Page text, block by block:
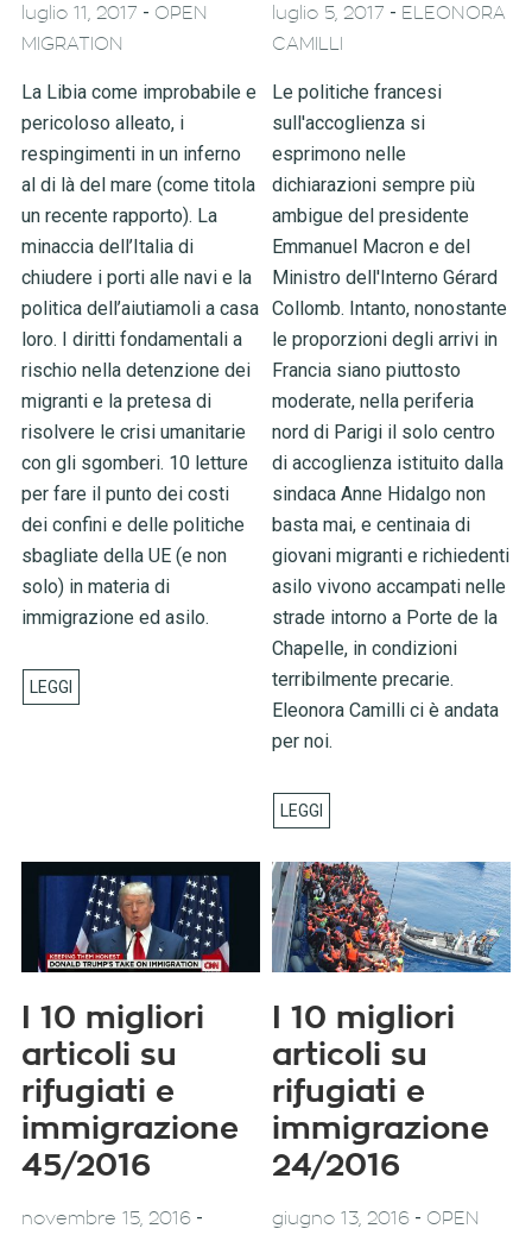
luglio 11, 2017 - OPEN
MIGRATION
La Libia come improbabile e
pericoloso alleato, i
respingimenti in un inferno
al di là del mare (come titola
un recente rapporto). La
minaccia dell’Italia di
chiudere i porti alle navi e la
politica dell’aiutiamoli a casa
loro. I diritti fondamentali a
rischio nella detenzione dei
migranti e la pretesa di
risolvere le crisi umanitarie
con gli sgomberi. 10 letture
per fare il punto dei costi
dei confini e delle politiche
sbagliate della UE (e non
solo) in materia di
immigrazione ed asilo.
luglio 5, 2017 - ELEONORA
CAMILLI
Le politiche francesi
sull'accoglienza si
esprimono nelle
dichiarazioni sempre più
ambigue del presidente
Emmanuel Macron e del
Ministro dell'Interno Gérard
Collomb. Intanto, nonostante
le proporzioni degli arrivi in
Francia siano piuttosto
moderate, nella periferia
nord di Parigi il solo centro
di accoglienza istituito dalla
sindaca Anne Hidalgo non
basta mai, e centinaia di
giovani migranti e richiedenti
asilo vivono accampati nelle
strade intorno a Porte de la
Chapelle, in condizioni
terribilmente precarie.
Eleonora Camilli ci è andata
per noi.
I 10 migliori
articoli su
rifugiati e
immigrazione
45/2016
novembre 15, 2016-
I 10 migliori
articoli su
rifugiati e
immigrazione
24/2016
giugno 13, 2016 - OPEN